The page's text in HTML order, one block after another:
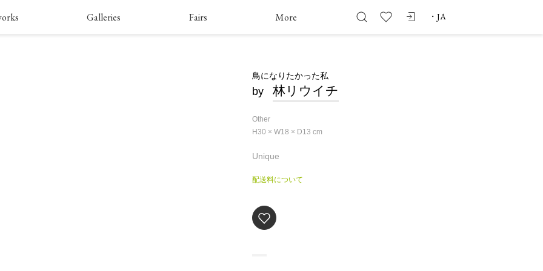
Galleries Fairs More ・ JA
鳥になりたかった私
by 林リウイチ
Other
H30 × W18 × D13 cm
Unique
配送料について